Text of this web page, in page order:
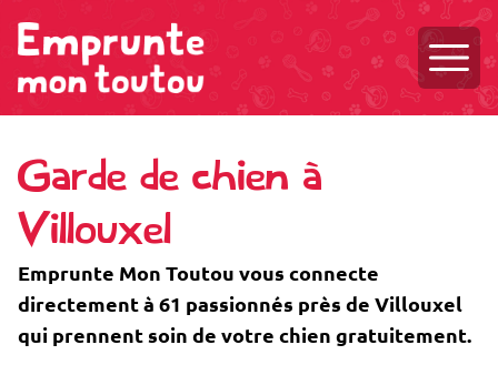
Garde de chien à
Villouxel
Emprunte Mon Toutou vous connecte
directement à 61 passionnés près de Villouxel
qui prennent soin de votre chien gratuitement.